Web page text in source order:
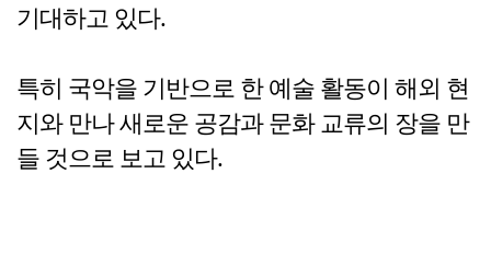
기대하고 있다.
특히 국악을 기반으로 한 예술 활동이 해외 현
지와 만나 새로운 공감과 문화 교류의 장을 만
들 것으로 보고 있다.